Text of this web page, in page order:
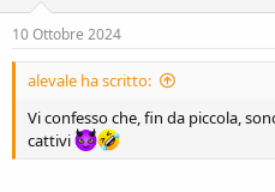
n
s
10 Ottobre 2024
alevale ha scritto:
Vi confesso che, fin da piccola,
cattivi